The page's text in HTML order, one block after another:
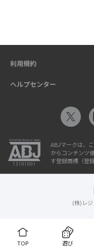
TOP 遊び
利用規約
ヘルプセンター
ABJマークは、
からコンテンツ
す登録商標（登
(株)レ